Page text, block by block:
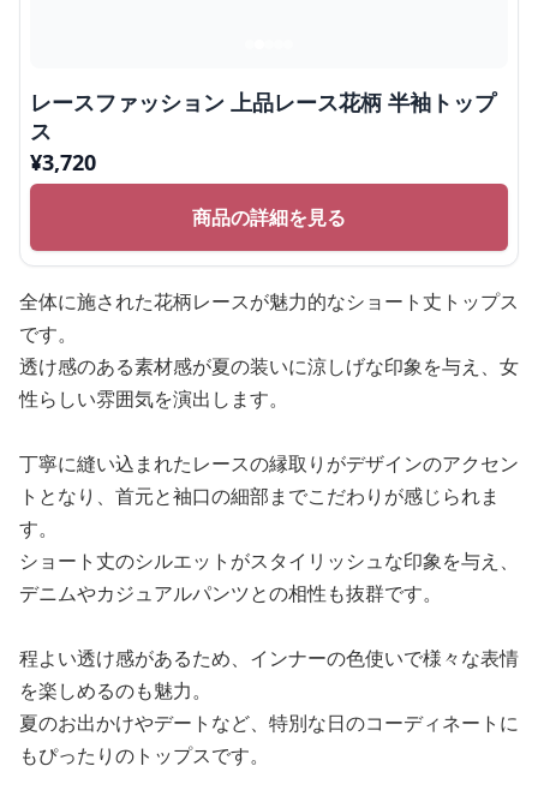
レースファッション 上品レース花柄 半袖トップ
ス
¥3,720
商品の詳細を見る
全体に施された花柄レースが魅力的なショート丈トップス
です。
透け感のある素材感が夏の装いに涼しげな印象を与え、女
性らしい雰囲気を演出します。
丁寧に縫い込まれたレースの縁取りがデザインのアクセン
トとなり、首元と袖口の細部までこだわりが感じられま
す。
ショート丈のシルエットがスタイリッシュな印象を与え、
デニムやカジュアルパンツとの相性も抜群です。
程よい透け感があるため、インナーの色使いで様々な表情
を楽しめるのも魅力。
夏のお出かけやデートなど、特別な日のコーディネートに
もぴったりのトップスです。